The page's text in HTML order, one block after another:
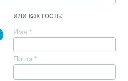
или как гость:
Имя *
Почта *